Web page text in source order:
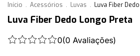
Início . Acessórios . Luvas . Luva Fiber
Luva Fiber Dedo Longo Preta
0(0 Avaliações)